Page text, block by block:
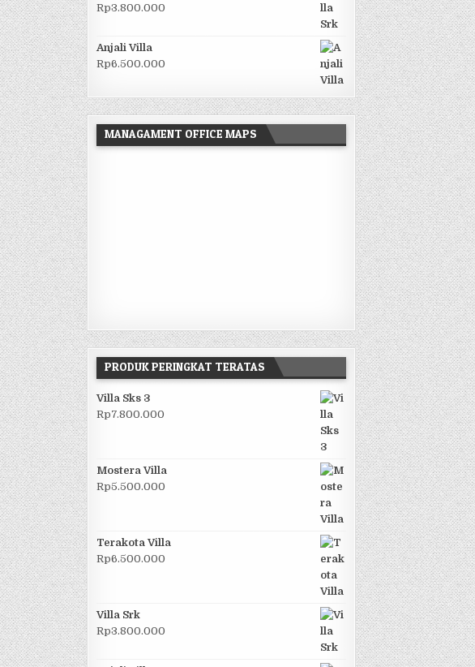
Rp3.800.000
Anjali Villa
Rp6.500.000
MANAGAMENT OFFICE MAPS
PRODUK PERINGKAT TERATAS
Villa Sks 3
Rp7.800.000
Mostera Villa
Rp5.500.000
Terakota Villa
Rp6.500.000
Villa Srk
Rp3.800.000